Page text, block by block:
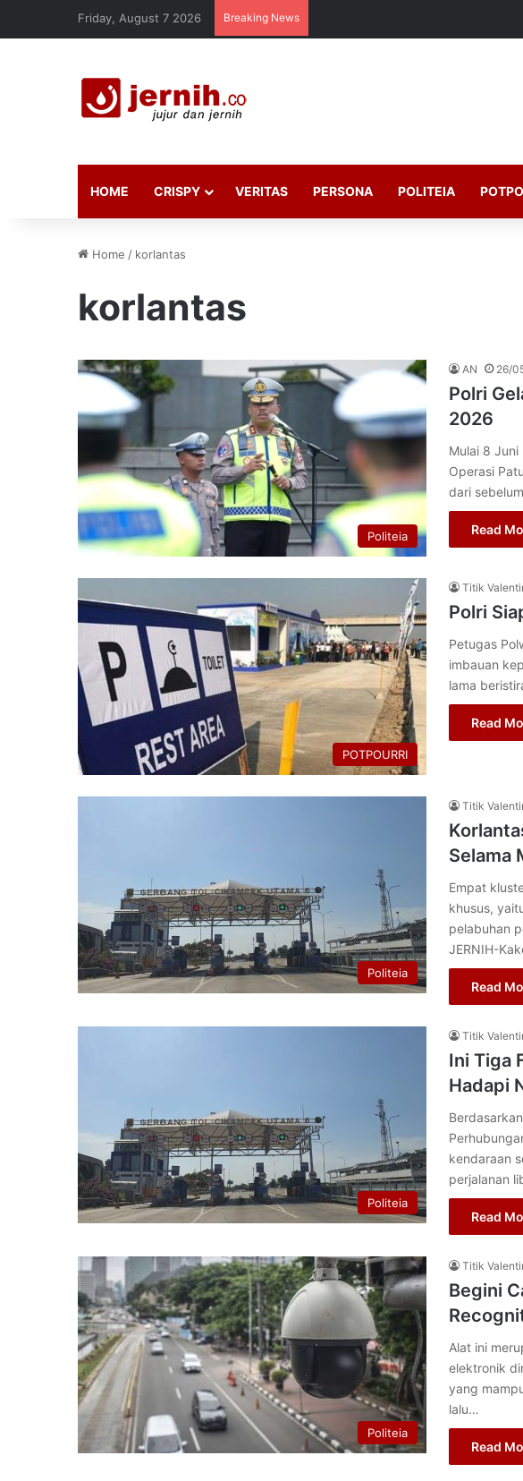
Friday, August 7 2026 Breaking News
HOME CRISPY VERITAS PERSONA POLITEIA
Home / korlantas
korlantas
Politeia
AN 26/
Polri
2026
Mulai 8 Juni
Operasi
dari
Read
POTPOURRI
Titik
Polri
Petugas
imbauan
lama
Read
Politeia
Titik
Selama
Empat
khusus,
pelabuhan
JERNIH-
Read
Politeia
Titik
Ini Tiga
Hadapi
kendaraan
perjalanan
Read
Politeia
Titik
Begini
Alat ini
elektronik
yang
lalu…
Read